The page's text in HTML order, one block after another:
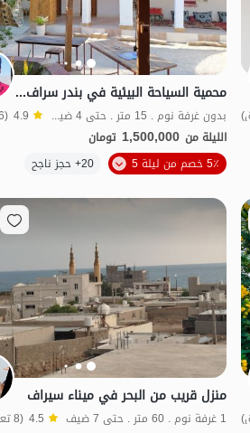
الموقع على الخريطة
اقتصادي طعام جيد بات نواز
محمية السياحة البيئية في بندر سراف - باباشد
بدون غرفة نوم . 15 متر . حتى 4 ضيف 4.9 (26 تعليق)
الليلة من 1,500,000 تومان
5٪ خصم من ليلة 5
20+ حجز ناجح
منزل قريب من البحر في ميناء سيراف
1 غرفة نوم . 60 متر . حتى 7 ضيف 4.5 (8 تعليق)